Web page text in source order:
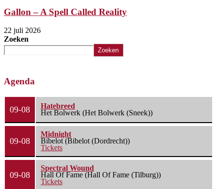
Gallon – A Spell Called Reality
22 juli 2026
Zoeken
Zoeken
Agenda
09-08
Hatebreed
Het Bolwerk (Het Bolwerk (Sneek))
09-08
Midnight
Bibelot (Bibelot (Dordrecht))
Tickets
09-08
Spectral Wound
Hall Of Fame (Hall Of Fame (Tilburg))
Tickets